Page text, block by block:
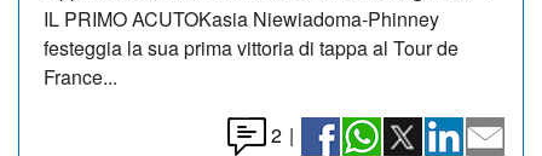
IL PRIMO ACUTOKasia Niewiadoma-Phinney
festeggia la sua prima vittoria di tappa al Tour de
France...
2 |